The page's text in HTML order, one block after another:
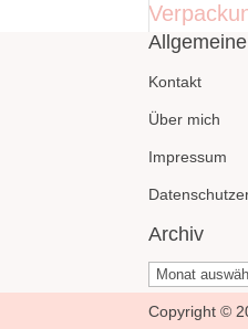
Kontakt
Über mich
Impressum
Archiv
Archiv
Copyright ©